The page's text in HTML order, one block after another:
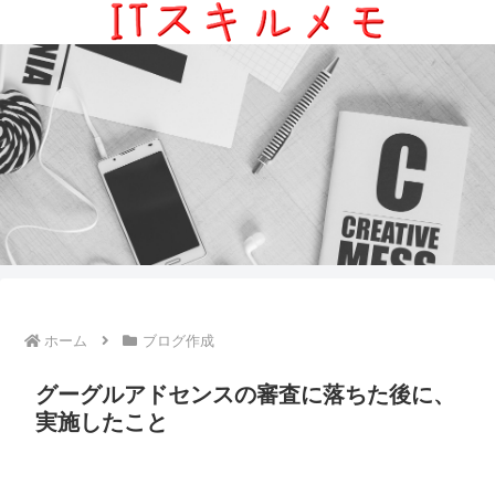
ホーム ブログ作成
グーグルアドセンスの審査に落ちた後に、
実施したこと